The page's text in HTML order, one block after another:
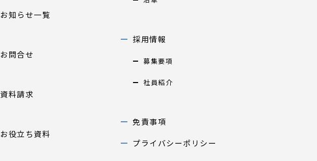
お知らせ一覧
お問合せ
資料請求
お役立ち資料
採用情報
募集要項
社員紹介
免責事項
プライバシーポリシー